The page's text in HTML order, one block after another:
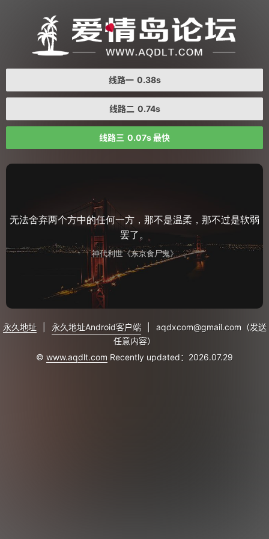
线路一 0.38s
线路二 0.74s
线路三 0.07s 最快
无法舍弃两个方中的任何一方，那不是温柔，那不过是软弱
罢了。
神代利世《东京食尸鬼》
永久地址 永久地址Android客户端
aqdxcom@gmail.com（发送
任意内容）
© www.aqdlt.com Recently updated：2026.07.29